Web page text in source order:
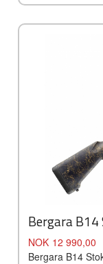
Bergara
Pris
NOK 12 990,00
Bergara B14